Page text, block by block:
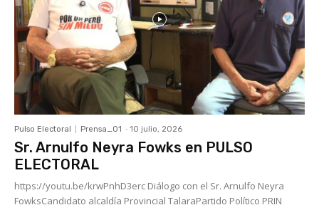
Pulso Electoral Prensa_01 - 10 julio, 2026
Sr. Arnulfo Neyra Fowks en PULSO
ELECTORAL
https://youtu.be/krwPnhD3erc Diálogo con el Sr. Arnulfo Neyra
FowksCandidato alcaldía Provincial TalaraPartido Político PRIN